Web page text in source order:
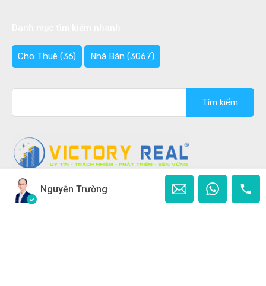
Cho Thuê (36) Nhà Bán (3067)
cho:
Copyright © 2020 - 2026 Bán nhà Đà Lạt Ghi rõ nguồn
Nguyễn Trường